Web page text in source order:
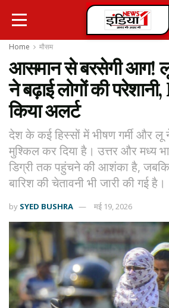
Home मौसम
आसमान से बरसेगी आग! लू
ने बढ़ाई लोगों की
किया अलर्ट
देश के कई हिस्सों में भीषण गर्मी और लू
मुश्किल कर दिया है। उत्तर और मध्य
डिग्री तक पहुंचने की आशंका है,
बारिश की चेतावनी भी जारी की गई है।
by SYED BUSHRA मई 19, 2026